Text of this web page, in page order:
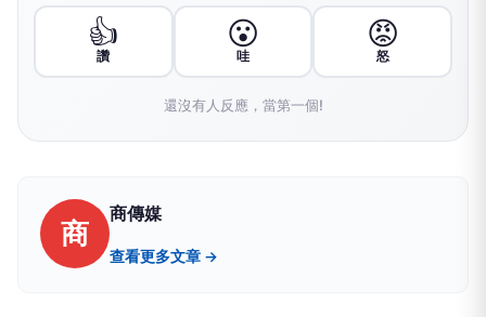
👍
讚
😮
哇
😡
怒
還沒有人反應，當第一個!
商
商傳媒
查看更多文章 →